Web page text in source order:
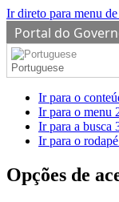
Ir direto para menu
Portal do
Portuguese
Ir para o
Ir para o menu
Ir para a busca
Ir para o rodapé
Opções de